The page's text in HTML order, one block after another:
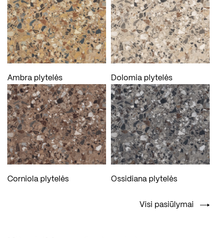
Ambra plytelės Dolomia plytelės
Corniola plytelės Ossidiana plytelės
Visi pasiūlymai